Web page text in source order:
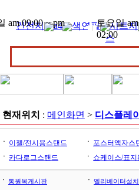
am 09:00 ~ pm
토요일
02:00
건전지 a4 색연필 시트지
스
현재위치 : 메인화면 > 디스플레
ㆍ 이젤/전시용스탠드 ㆍ 포스터액자스
ㆍ 카다로그스탠드 ㆍ 쇼케이스/표지
ㆍ 통원목게시판 ㆍ 엘리베이터설